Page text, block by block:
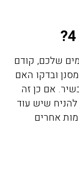
שלכם, קודם
ובדקו האם
אם כן זה
שיש עוד
אחרים